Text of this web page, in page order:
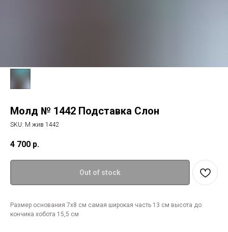
Молд № 1442 Подставка Слон
SKU: М жив 1442
4 700 р.
Out of stock
Размер основания 7х8 см самая широкая часть 13 см высота до
кончика хобота 15,5 см